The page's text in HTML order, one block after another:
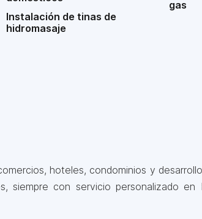
Instalación de tinas de
hidromasaje
gas
hoteles, condominios y
siempre con servicio personalizado en